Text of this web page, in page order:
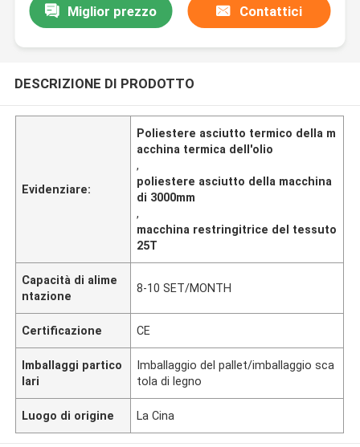
Miglior prezzo Contattici
DESCRIZIONE DI PRODOTTO
Evidenziare:
Poliestere asciutto termico della m
acchina termica dell'olio
,
poliestere asciutto della macchina
di 3000mm
,
macchina restringitrice del tessuto
25T
Capacità di alime
ntazione
8-10 SET/MONTH
Certificazione CE
Imballaggi partico
lari
Imballaggio del pallet/imballaggio sca
tola di legno
Luogo di origine La Cina